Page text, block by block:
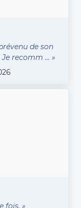
de son
recomm ... »
fois. »